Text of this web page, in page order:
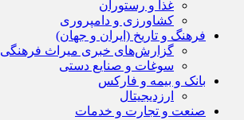
غذا و رستوران
کشاورزی و دامپروری
فرهنگ و تاریخ (ایران و جهان)
گزارش‌های خبری میراث فرهنگی
سوغات و صنایع دستی
بانک و بیمه و فارکس
ارزدیجیتال
صنعت و تجارت و خدمات